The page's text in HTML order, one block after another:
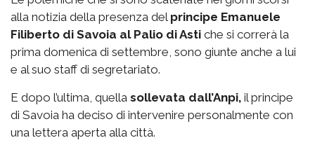
alla notizia della presenza del principe Emanuele
Filiberto di Savoia al Palio di Asti che si correrà la
prima domenica di settembre, sono giunte anche a lui
e al suo staff di segretariato.
E dopo l’ultima, quella sollevata dall’Anpi, il principe
di Savoia ha deciso di intervenire personalmente con
una lettera aperta alla città.